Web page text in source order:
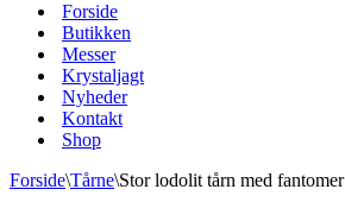
Forside
Butikken
Messer
Krystaljagt
Nyheder
Kontakt
Shop
Forside\Tårne\Stor lodolit tårn med fantomer